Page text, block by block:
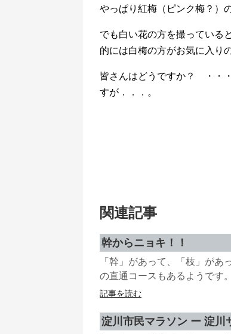
やっぱり紅梅（ピンク梅？）
でも白い花の方を撮っている
的には白梅の方がお気に入り
皆さんはどうですか？ ・・
すが．．．。
関連記事
幹からニョキ！！
「幹」があって、「枝」が
の直通コースもあるようです
記事を読む
淀川市民マラソン ー 淀川